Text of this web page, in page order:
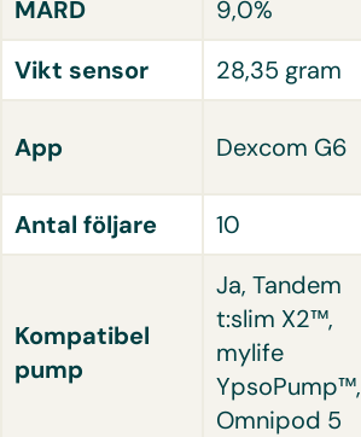
MARD
9,0%
Vikt sensor
28,35 gram
App Dexcom G6
Antal följare 10
Kompatibel
pump
Ja, Tandem
t:slim X2™,
mylife
YpsoPump™,
Omnipod 5